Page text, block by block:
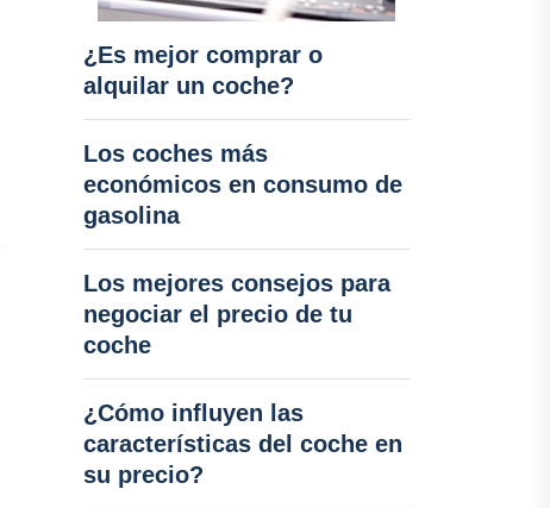
¿Es mejor comprar o
alquilar un coche?
Los coches más
económicos en consumo de
gasolina
Los mejores consejos para
negociar el precio de tu
coche
¿Cómo influyen las
características del coche en
su precio?